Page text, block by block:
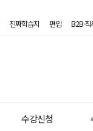
진짜학습지 편입 B2B·
수강신청